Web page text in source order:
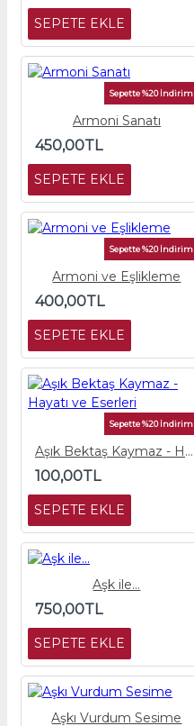
SEPETE EKLE
Sepette %20 İndirim
Armoni Sanatı
450,00TL
SEPETE EKLE
Sepette %20 İndirim
Armoni ve Eşlikleme
400,00TL
SEPETE EKLE
Sepette %20 İndirim
Aşık Bektaş Kaymaz - Hayatı ve Eserleri
100,00TL
SEPETE EKLE
Aşk ile...
750,00TL
SEPETE EKLE
Aşkı Vurdum Sesime